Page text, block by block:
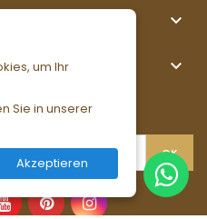


um Ihr
Sie in unserer
Akzeptieren
YouTubePinterestInstagram